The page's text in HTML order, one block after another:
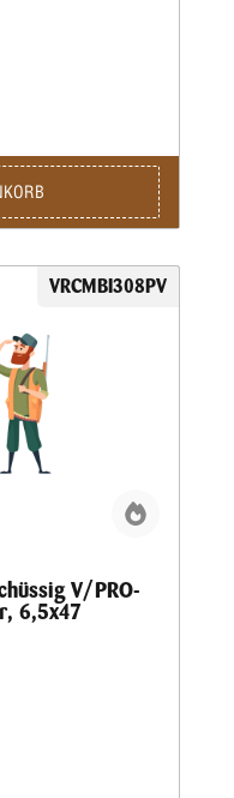
VRCMBI308PV
V/PRO-
6,5x47